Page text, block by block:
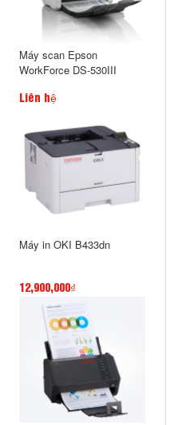
Máy scan Epson
WorkForce DS-530III
Liên hệ
Máy in OKI B433dn
12,900,000₫